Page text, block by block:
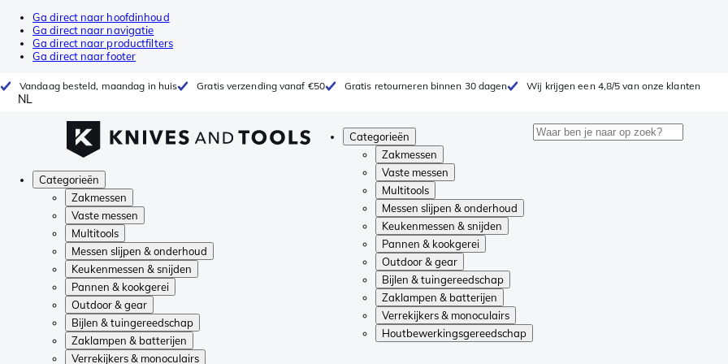
Ga direct naar hoofdinhoud
Ga direct naar navigatie
Ga direct naar productfilters
Ga direct naar footer
Vandaag besteld, maandag in huis Gratis verzending vanaf €50 Gratis retourneren binnen 30 dagen Wij krijgen een 4,8/5 van onze klanten
NL
Categorieën
Zakmessen
Vaste messen
Multitools
Messen slijpen & onderhoud
Keukenmessen & snijden
Pannen & kookgerei
Outdoor & gear
Bijlen & tuingereedschap
Zaklampen & batterijen
Verrekijkers & monoculairs
Houtbewerkingsgereedschap
Categorieën
Zakmessen
Vaste messen
Multitools
Messen slijpen & onderhoud
Keukenmessen & snijden
Pannen & kookgerei
Outdoor & gear
Bijlen & tuingereedschap
Zaklampen & batterijen
Verrekijkers & monoculairs